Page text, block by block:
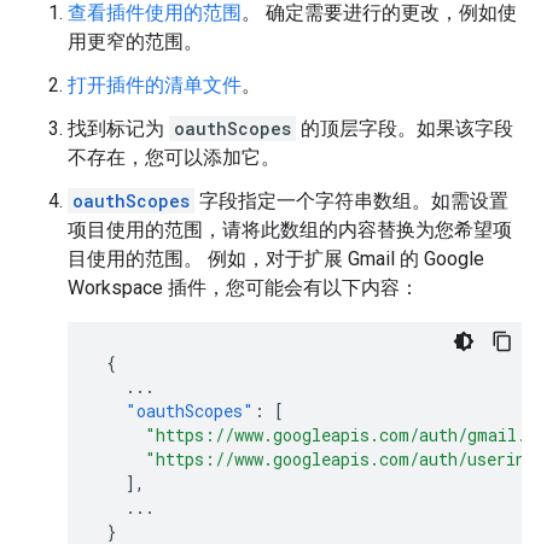
查看插件使用的范围。 确定需要进行的更改，例如使
用更窄的范围。
打开插件的清单文件。
找到标记为 oauthScopes 的顶层字段。如果该字段
不存在，您可以添加它。
oauthScopes 字段指定一个字符串数组。如需设置
项目使用的范围，请将此数组的内容替换为您希望项
目使用的范围。 例如，对于扩展 Gmail 的 Google
Workspace 插件，您可能会有以下内容：
{
...
"oauthScopes" :
[
"https://www.googleapis.com/auth/
"https://www.googleapis.com/auth/
],
...
}